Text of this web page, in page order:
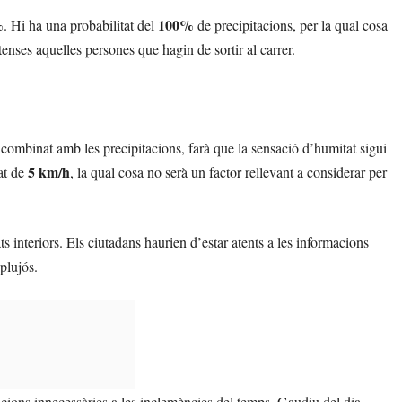
. Hi ha una probabilitat del 100% de precipitacions, per la qual cosa
aquelles persones que hagin de sortir al carrer.
amb les precipitacions, farà que la sensació d’humitat sigui
de5 km/h, la qual cosa no serà un factor rellevant a considerar per
interiors. Els ciutadans haurien d’estar atents a les informacions